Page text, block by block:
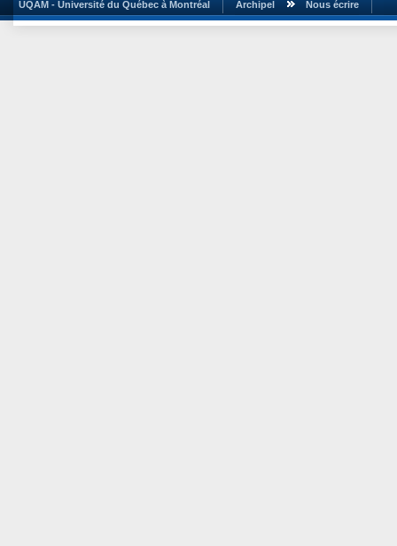
UQAM - Université du Québec à Montréal Archipel Nous écrire